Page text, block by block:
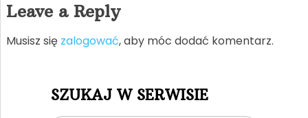
Leave a Reply
Musisz się zalogować, aby móc dodać komentarz.
SZUKAJ W SERWISIE